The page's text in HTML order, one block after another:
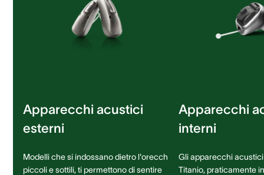
Apparecchi acustici
esterni
Modelli che si indossano dietro l'orecchio,
piccoli e sottili, ti permettono di sentire
Apparecchi
interni
Gli apparecchi
Titanio, praticamente